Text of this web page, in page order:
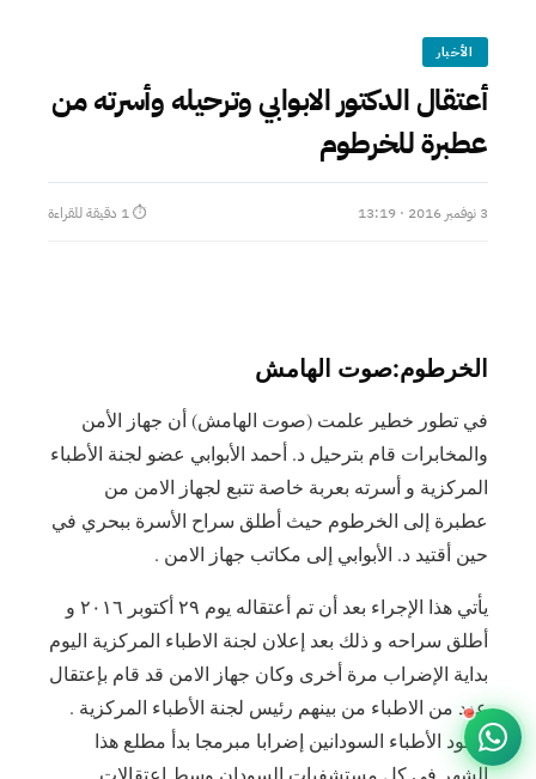
الأخبار
أعتقال الدكتور الابوابي وترحيله وأسرته من
عطبرة للخرطوم
3 نوفمبر 2016 · 13:19 ⏱ 1 دقيقة للقراءة
الخرطوم:صوت الهامش
في تطور خطير علمت (صوت الهامش) أن جهاز الأمن
والمخابرات قام بترحيل د. أحمد الأبوابي عضو لجنة الأطباء
المركزية و أسرته بعربة خاصة تتبع لجهاز الامن من
عطبرة إلى الخرطوم حيث أطلق سراح الأسرة ببحري في
حين أقتيد د. الأبوابي إلى مكاتب جهاز الامن .
يأتي هذا الإجراء بعد أن تم أعتقاله يوم ٢٩ أكتوبر ٢٠١٦ و
أطلق سراحه و ذلك بعد إعلان لجنة الاطباء المركزية اليوم
بداية الإضراب مرة أخرى وكان جهاز الامن قد قام بإعتقال
عدد من الاطباء من بينهم رئيس لجنة الأطباء المركزية .
ويقود الأطباء السودانين إضرابا مبرمجا بدأ مطلع هذا
الشهر في كل مستشفيات السودان وسط إعتقالات